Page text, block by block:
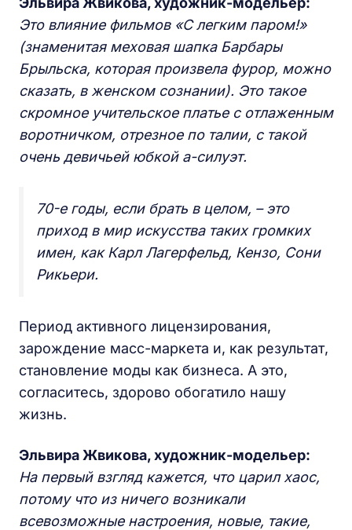
Это влияние фильмов «С легким паром!»
(знаменитая меховая шапка Барбары
Брыльска, которая произвела фурор, можно
сказать, в женском сознании). Это такое
скромное учительское платье с отлаженным
воротничком, отрезное по талии, с такой
очень девичьей юбкой а-силуэт.
70-е годы, если брать в целом, – это
приход в мир искусства таких громких
имен, как Карл Лагерфельд, Кензо, Сони
Рикьери.
Период активного лицензирования,
зарождение масс-маркета и, как результат,
становление моды как бизнеса. А это,
согласитесь, здорово обогатило нашу
жизнь.
Эльвира Жвикова, художник-модельер:
На первый взгляд кажется, что царил хаос,
потому что из ничего возникали
всевозможные настроения, новые, такие,